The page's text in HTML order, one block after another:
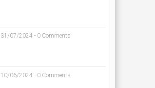
31/07/2024 - 0 Comments
10/06/2024 - 0 Comments